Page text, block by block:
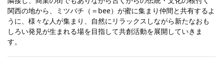
関西の地から、ミツバチ（＝bee）が蜜に集まり仲間と共有するよ
うに、様々な人が集まり、自然にリラックスしながら新たなおも
しろい発見が生まれる場を目指して共創活動を展開していきま
す。